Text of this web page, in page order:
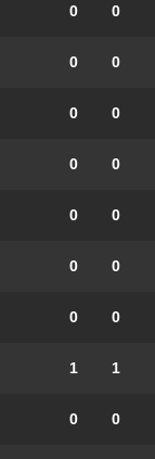
0 0
0 0
0 0
0 0
0 0
0 0
0 0
1 1
0 0